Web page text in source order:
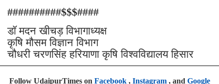
##########$$$####
डॉ मदन खीचड़ विभागाध्यक्ष
कृषि मौसम विज्ञान विभाग
चौधरी चरणसिंह हरियाणा कृषि विश्वविद्यालय हिसार
Follow UdaipurTimes on Facebook, Instagram, and Google